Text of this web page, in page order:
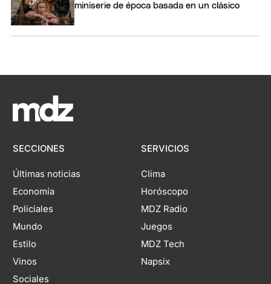
miniserie de época basada en un clásico
SECCIONES
Últimas noticias
Economía
Policiales
Mundo
Estilo
Vinos
Sociales
SERVICIOS
Clima
Horóscopo
MDZ Radio
Juegos
MDZ Tech
Napsix